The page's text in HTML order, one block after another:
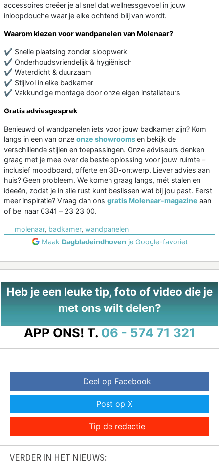
accessoires creëer je al snel dat wellnessgevoel in jouw
inloopdouche waar je elke ochtend blij van wordt.
Waarom kiezen voor wandpanelen van Molenaar?
✔ Snelle plaatsing zonder sloopwerk
✔ Onderhoudsvriendelijk & hygiënisch
✔ Waterdicht & duurzaam
✔ Stijlvol in elke badkamer
✔ Vakkundige montage door onze eigen installateurs
Gratis adviesgesprek
Benieuwd of wandpanelen iets voor jouw badkamer zijn? Kom
langs in een van onze onze showroomsen bekijk de
verschillende stijlen en toepassingen. Onze adviseurs denken
graag met je mee over de beste oplossing voor jouw ruimte –
inclusief moodboard, offerte en 3D-ontwerp. Liever advies aan
huis? Geen probleem. We komen graag langs, mét stalen en
ideeën, zodat je in alle rust kunt beslissen wat bij jou past. Eerst
meer inspiratie? Vraag dan ons gratis Molenaar-magazine aan
of bel naar 0341 – 23 23 00.
molenaar, badkamer, wandpanelen
Maak Dagbladeindhoven je Google-favoriet
Heb je een leuke tip, foto of video die je
met ons wilt delen?
APP ONS! T. 06 - 574 71 321
Deel op Facebook
Post op X
Tip de redactie
VERDER IN HET NIEUWS: